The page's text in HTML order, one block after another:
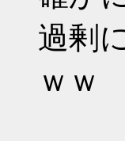
過剰
ｗｗ